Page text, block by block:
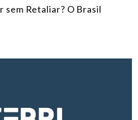
sem Retaliar? O Brasil